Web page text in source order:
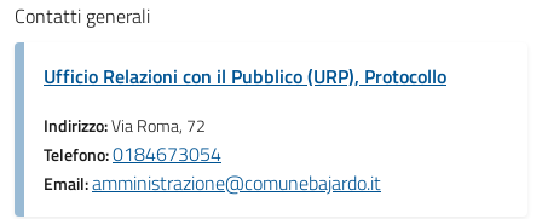
Contatti generali
Ufficio Relazioni con il Pubblico (URP), Protocollo
Indirizzo:Via Roma, 72
Telefono:0184673054
Email:amministrazione@comunebajardo.it